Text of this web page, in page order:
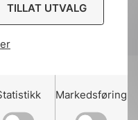
TILLAT UTVALG
Markedsføring